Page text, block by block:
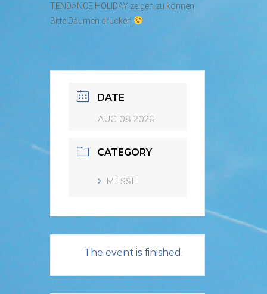
TENDANCE HOLIDAY zeigen zu können.
Bitte Daumen drücken
DATE
AUG 08 2026
CATEGORY
MESSE
The event is finished.